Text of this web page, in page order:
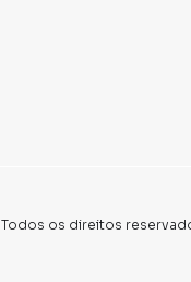
Todos os direitos